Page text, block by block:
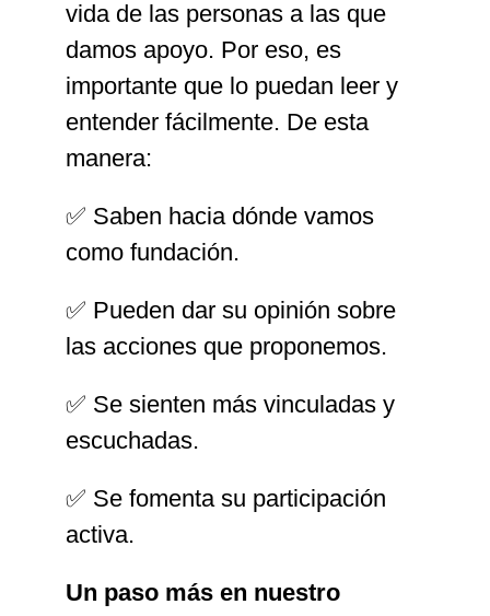
vida de las personas a las que
damos apoyo. Por eso, es
importante que lo puedan leer y
entender fácilmente. De esta
manera:
✅ Saben hacia dónde vamos
como fundación.
✅ Pueden dar su opinión sobre
las acciones que proponemos.
✅ Se sienten más vinculadas y
escuchadas.
✅ Se fomenta su participación
activa.
Un paso más en nuestro